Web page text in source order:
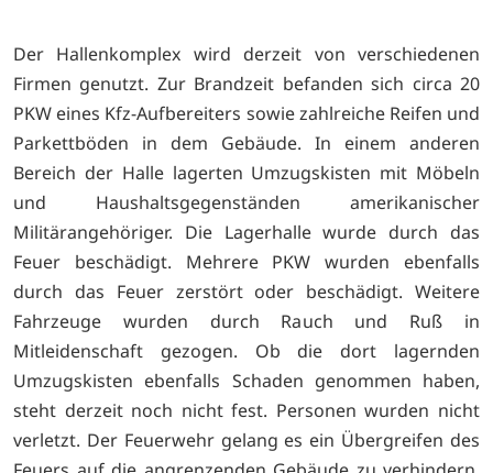
Der Hallenkomplex wird derzeit von verschiedenen
Firmen genutzt. Zur Brandzeit befanden sich circa 20
PKW eines Kfz-Aufbereiters sowie zahlreiche Reifen und
Parkettböden in dem Gebäude. In einem anderen
Bereich der Halle lagerten Umzugskisten mit Möbeln
und Haushaltsgegenständen amerikanischer
Militärangehöriger. Die Lagerhalle wurde durch das
Feuer beschädigt. Mehrere PKW wurden ebenfalls
durch das Feuer zerstört oder beschädigt. Weitere
Fahrzeuge wurden durch Rauch und Ruß in
Mitleidenschaft gezogen. Ob die dort lagernden
Umzugskisten ebenfalls Schaden genommen haben,
steht derzeit noch nicht fest. Personen wurden nicht
verletzt. Der Feuerwehr gelang es ein Übergreifen des